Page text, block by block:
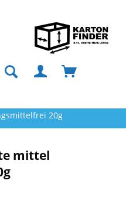
20g
mittel